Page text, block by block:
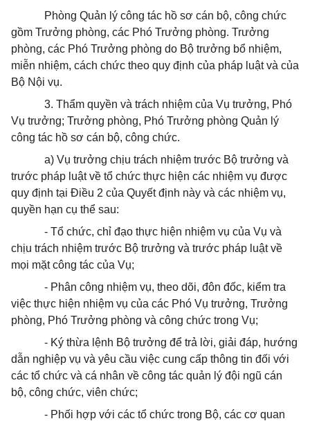
Phòng Quản lý công tác hồ sơ cán bộ, công chức
gồm Trưởng phòng, các Phó Trưởng phòng. Trưởng
phòng, các Phó Trưởng phòng do Bộ trưởng bổ nhiệm,
miễn nhiệm, cách chức theo quy định của pháp luật và của
Bộ Nội vụ.
3. Thẩm quyền và trách nhiệm của Vụ trưởng, Phó
Vụ trưởng; Trưởng phòng, Phó Trưởng phòng Quản lý
công tác hồ sơ cán bộ, công chức.
a) Vụ trưởng chịu trách nhiệm trước Bộ trưởng và
trước pháp luật về tổ chức thực hiện các nhiệm vụ được
quy định tại Điều 2 của Quyết định này và các nhiệm vụ,
quyền hạn cụ thể sau:
- Tổ chức, chỉ đạo thực hiện nhiệm vụ của Vụ và
chịu trách nhiệm trước Bộ trưởng và trước pháp luật về
mọi mặt công tác của Vụ;
- Phân công nhiệm vụ, theo dõi, đôn đốc, kiểm tra
việc thực hiện nhiệm vụ của các Phó Vụ trưởng, Trưởng
phòng, Phó Trưởng phòng và công chức trong Vụ;
- Ký thừa lệnh Bộ trưởng để trả lời, giải đáp, hướng
dẫn nghiệp vụ và yêu cầu việc cung cấp thông tin đối với
các tổ chức và cá nhân về công tác quản lý đội ngũ cán
bộ, công chức, viên chức;
- Phối hợp với các tổ chức trong Bộ, các cơ quan